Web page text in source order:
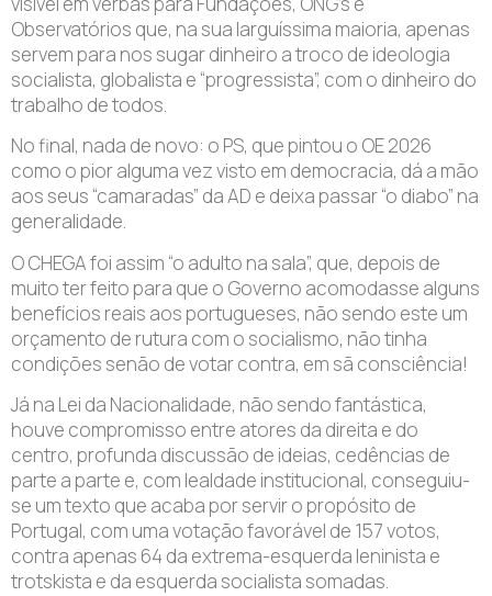
Observatórios que, na sua larguíssima maioria, apenas
servem para nos sugar dinheiro a troco de ideologia
socialista, globalista e “progressista”, com o dinheiro do
trabalho de todos.
No final, nada de novo: o PS, que pintou o OE 2026
como o pior alguma vez visto em democracia, dá a mão
aos seus “camaradas” da AD e deixa passar “o diabo” na
generalidade.
O CHEGA foi assim “o adulto na sala”, que, depois de
muito ter feito para que o Governo acomodasse alguns
benefícios reais aos portugueses, não sendo este um
orçamento de rutura com o socialismo, não tinha
condições senão de votar contra, em sã consciência!
Já na Lei da Nacionalidade, não sendo fantástica,
houve compromisso entre atores da direita e do
centro, profunda discussão de ideias, cedências de
parte a parte e, com lealdade institucional, conseguiu-
se um texto que acaba por servir o propósito de
Portugal, com uma votação favorável de 157 votos,
contra apenas 64 da extrema-esquerda leninista e
trotskista e da esquerda socialista somadas.